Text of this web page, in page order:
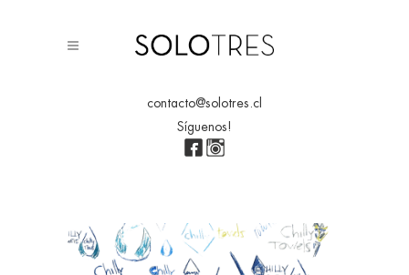
contacto@solotres.cl
Síguenos!